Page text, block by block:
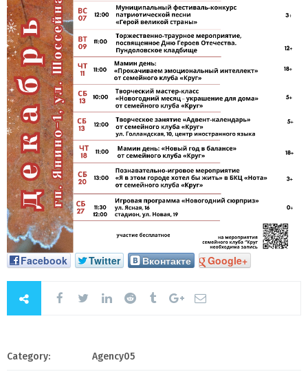
Facebook Twitter Вконтакте Google+
Category: Agency05